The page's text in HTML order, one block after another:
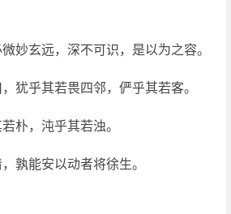
妙玄远，深不可识，是以为之容。
犹乎其若畏四邻，俨乎其若客。
朴，沌乎其若浊。
孰能安以动者将徐生。